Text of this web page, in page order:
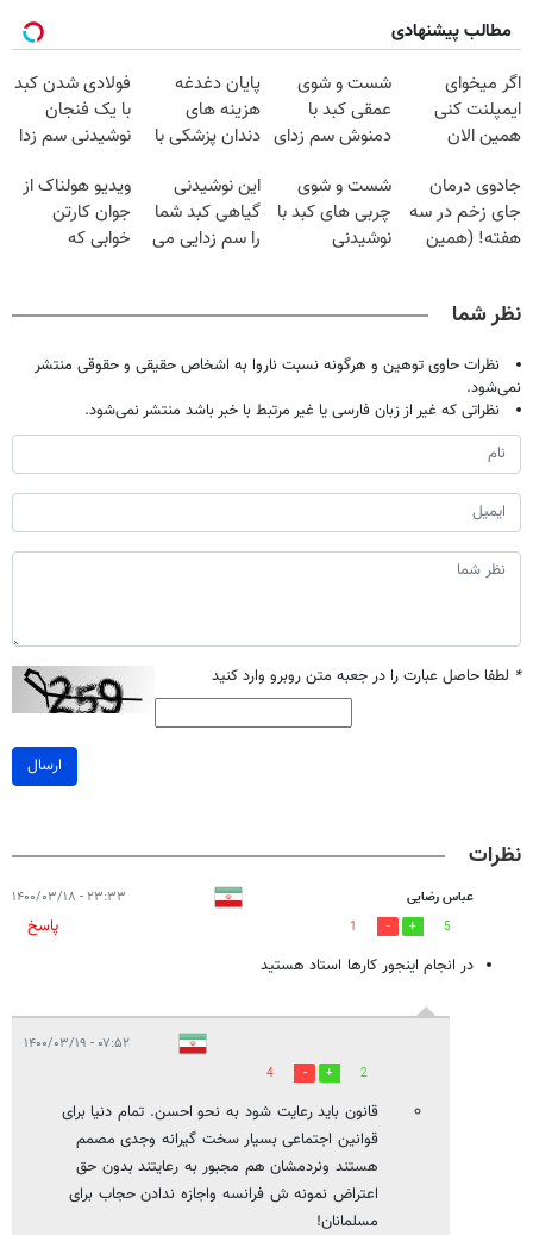
مطالب پیشنهادی
اگر میخوای
ایمپلنت کنی
همین الان
۲۵ میلیون
تومان!!!
شست و شوی
عمقی کبد با
دمنوش سم زدای
پایان دغدغه
هزینه های
دندان پزشکی با
خانگی
فولادی شدن کبد
با یک فنجان
نوشیدنی سم زدا
جادوی درمان
جای زخم در سه
هفته! (همین
شست و شوی
چربی های کبد با
نوشیدنی
این نوشیدنی
گیاهی کبد شما
را سم زدایی می
ویدیو هولناک از
جوان کارتن
خوابی که
نظر شما
نظرات حاوی توهین و هرگونه نسبت ناروا به اشخاص حقیقی و حقوقی منتشر
نمی‌شود.
نظراتی که غیر از زبان فارسی یا غیر مرتبط با خبر باشد منتشر نمی‌شود.
* لطفا حاصل عبارت را در جعبه متن روبرو وارد کنید
ارسال
نظرات
عباس رضایی ۲۳:۳۳ - ۱۴۰۰/۰۳/۱۸
5
1
پاسخ
در انجام اینجور کارها استاد هستید
۰۷:۵۲ - ۱۴۰۰/۰۳/۱۹
2
4
قانون باید رعایت شود به نحو احسن. تمام دنیا برای
قوانین اجتماعی بسیار سخت گیرانه وجدی مصمم
هستند ونردمشان هم مجبور به رعایتند بدون حق
اعتراض نمونه ش فرانسه واجازه ندادن حجاب برای
مسلمانان!